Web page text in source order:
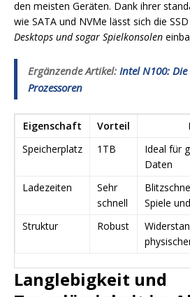
den meisten Geräten. Dank ihrer
wie SATA und NVMe lässt sich die
Desktops und sogar Spielkonsolen
Ergänzende Artikel: Intel N100:
Prozessoren
Eigenschaft Vorteil
Speicherplatz
1TB
Ideal für
Daten
Ladezeiten
Sehr
schnell
Spiele
Struktur
Robust
Langlebigkeit und